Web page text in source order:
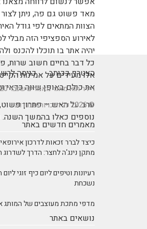
מאד פשוט גם פה, ניתן
הצוות המתאים לפי גודל
לאירוע הספציפי הזה מבלי
יהיה אתר בו תוכלו להכנס
כל דבר בחיים חשוב שרות,
אלו מעידים על אמינות
את כולם באופן שווה כדאי
ערב על האש – פתרון
נוספים כאלו בהמשך
הצטרף ככותב כניסה
רידר הוא מאגר מאמרים שכבר 20 שנה מביא לכם את התוכן הטוב ביותר בישראל במגוון תחומים.
© 2026 כל הזכויות שמורות
מאמרים חדשים באתר
כיצד לברר זכאות לדרכון
מתקן נינג'ה לחצר: הדרך לשדרוג
רעיונות וטיפים ליום כיף זוגי
נשכחת
מדפי מתכת מעוצבים של המותג
נושאים באתר